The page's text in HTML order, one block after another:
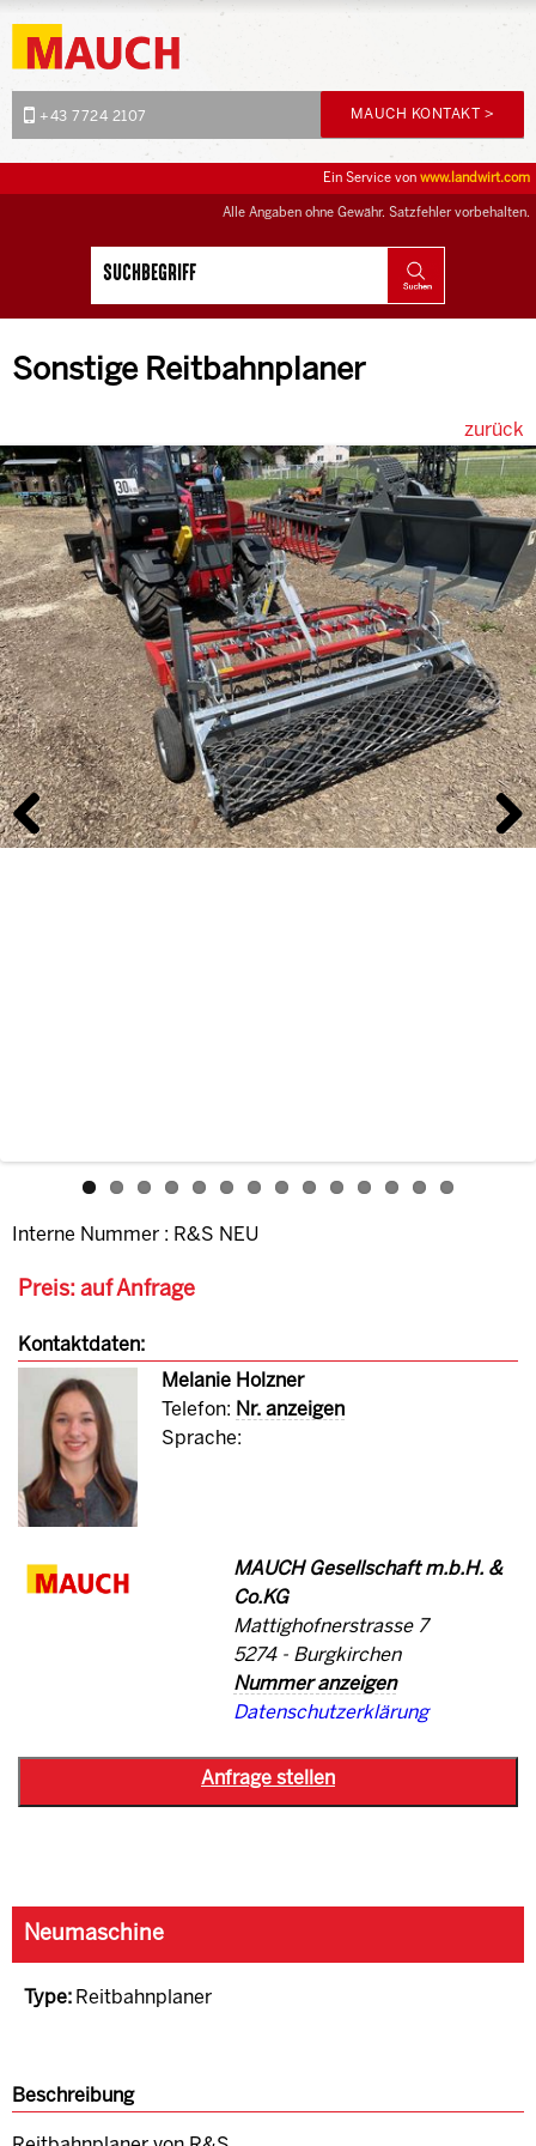
+43 7724 2107 MAUCH KONTAKT >
Alle Angaben ohne Gewähr. Satzfehler vorbehalten.
Ein Service von www.landwirt.com
Sonstige Reitbahnplaner
zurück
Interne Nummer : R&S NEU
Preis: auf Anfrage
Kontaktdaten:
Melanie Holzner
Telefon: Nr. anzeigen
Sprache:
MAUCH Gesellschaft m.b.H. &
Co.KG
Mattighofnerstrasse 7
5274 - Burgkirchen
Nummer anzeigen
Datenschutzerklärung
Neumaschine
Type: Reitbahnplaner
Beschreibung